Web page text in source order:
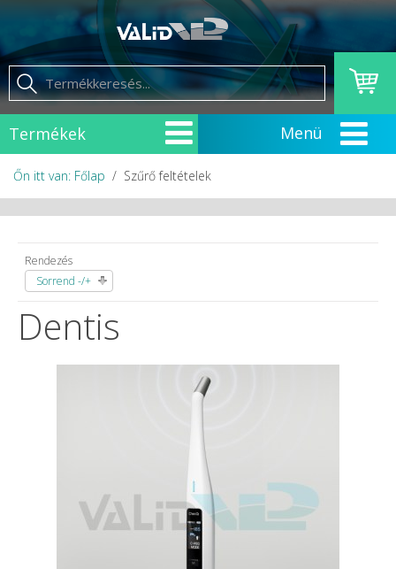
Termékek
Őn itt van: Főlap Szűrő feltételek
Rendezés
Sorrend -/+
Dentis